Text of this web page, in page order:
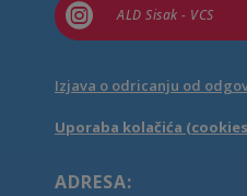
 ALD Sisak - VCS
Izjava o odricanju od
Uporaba kolačića
ADRESA: